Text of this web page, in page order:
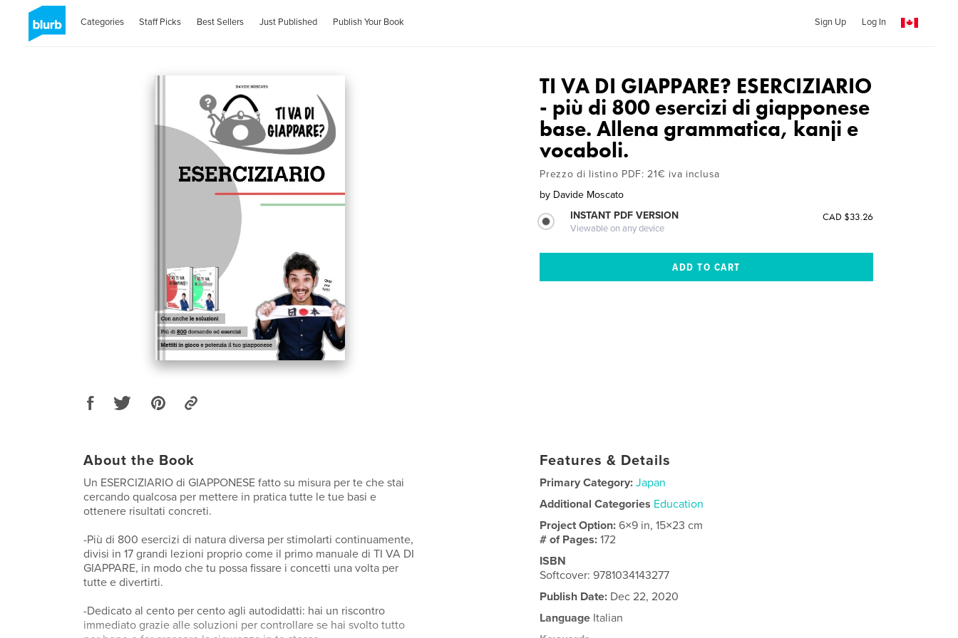
Categories Staff Picks Best Sellers Just Published Publish Your Book Sign Up Log In
TI VA DI GIAPPARE? ESERCIZIARIO
- più di 800 esercizi di giapponese
base. Allena grammatica, kanji e
vocaboli.
Prezzo di listino PDF: 21€ iva inclusa
by Davide Moscato
INSTANT PDF VERSION
Viewable on any device
CAD $33.26
About the Book
Un ESERCIZIARIO di GIAPPONESE fatto su misura per te che stai
cercando qualcosa per mettere in pratica tutte le tue basi e
ottenere risultati concreti.
-Più di 800 esercizi di natura diversa per stimolarti continuamente,
divisi in 17 grandi lezioni proprio come il primo manuale di TI VA DI
GIAPPARE, in modo che tu possa fissare i concetti una volta per
tutte e divertirti.
-Dedicato al cento per cento agli autodidatti: hai un riscontro
immediato grazie alle soluzioni per controllare se hai svolto tutto
Features & Details
Primary Category: Japan
Additional Categories Education
Project Option:6×9 in, 15×23 cm
# of Pages:172
ISBN
Softcover: 9781034143277
Publish Date: Dec 22, 2020
Language Italian